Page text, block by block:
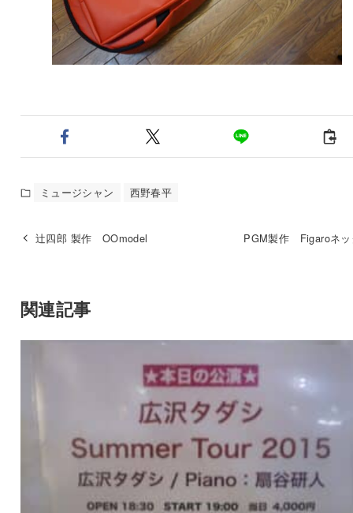
ミュージシャン 西野春平
辻四郎 製作 OOmodel PGM製作 Figaroネッ
関連記事